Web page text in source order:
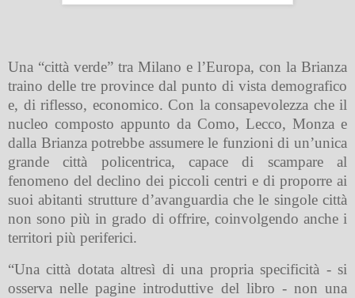
Una “città verde” tra Milano e l’Europa, con la Brianza
traino delle tre province dal punto di vista demografico
e, di riflesso, economico. Con la consapevolezza che il
nucleo composto appunto da Como, Lecco, Monza e
dalla Brianza potrebbe assumere le funzioni di un’unica
grande città policentrica, capace di scampare al
fenomeno del declino dei piccoli centri e di proporre ai
suoi abitanti strutture d’avanguardia che le singole città
non sono più in grado di offrire, coinvolgendo anche i
territori più periferici.
“Una città dotata altresì di una propria specificità - si
osserva nelle pagine introduttive del libro - non una